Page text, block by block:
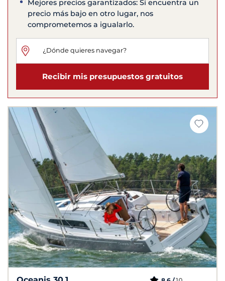
Mejores precios garantizados: Si encuentra un
precio más bajo en otro lugar, nos
comprometemos a igualarlo.
Recibir mis presupuestos gratuitos